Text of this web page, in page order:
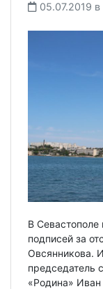
05.07.2019
В Севастополе
подписей за
Овсянникова.
председатель
«Родина» Иван